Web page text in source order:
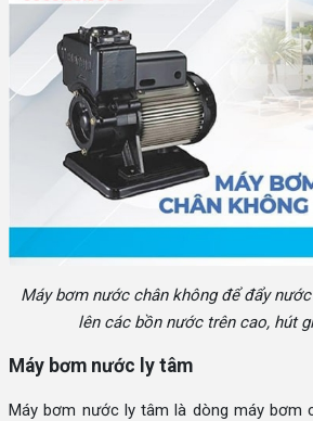
Máy bơm nước chân không để đẩy
lên các bồn nước trên cao, hút
Máy bơm nước ly tâm
Máy bơm nước ly tâm là dòng máy bơm